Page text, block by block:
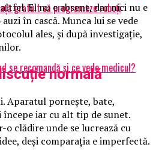
gratuit să programeze roboți
se recomandă și ce vede medicul?
El nu e absent, dar nici nu e
în cască. Munca lui se vede
ales, și după investigație,
normală
Aparatul pornește, bate,
începe iar cu alt tip de sunet.
clădire unde se lucrează cu
deși comparația e imperfectă.